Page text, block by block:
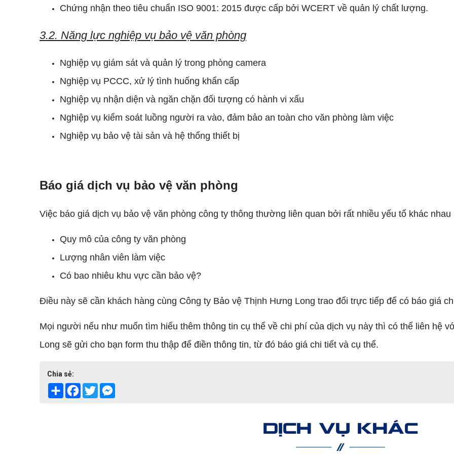
Chứng nhận theo tiêu chuẩn ISO 9001: 2015 được cấp bởi WCERT về quản lý chất lượng.
3.2. Năng lực nghiệp vụ bảo vệ văn phòng
Nghiệp vụ giám sát và quản lý trong phòng camera
Nghiệp vụ PCCC, xử lý tình huống khẩn cấp
Nghiệp vụ nhận diện và ngăn chặn đối tượng có hành vi xấu
Nghiệp vụ kiểm soát luồng người ra vào, đảm bảo an toàn cho văn phòng làm việc
Nghiệp vụ bảo vệ tài sản và hệ thống thiết bị
Báo giá dịch vụ bảo vệ văn phòng
Việc báo giá dịch vụ bảo vệ văn phòng công ty thông thường liên quan bởi rất nhiều yếu tố khác nhau
Quy mô của công ty văn phòng
Lượng nhân viên làm việc
Có bao nhiêu khu vực cần bảo vệ?
Điều này sẽ cần khách hàng cùng Công ty Bảo vệ Thịnh Hưng Long trao đổi trực tiếp để có báo giá
Mọi người nếu như muốn tìm hiểu thêm thông tin cụ thể về chi phí của dịch vụ này thì có thể liên hệ
Long sẽ gửi cho bạn form thu thập để điền thông tin, từ đó báo giá chi tiết và cụ thể.
Chia sẻ:
Share Facebook
Twitter
DỊCH VỤ KHÁC